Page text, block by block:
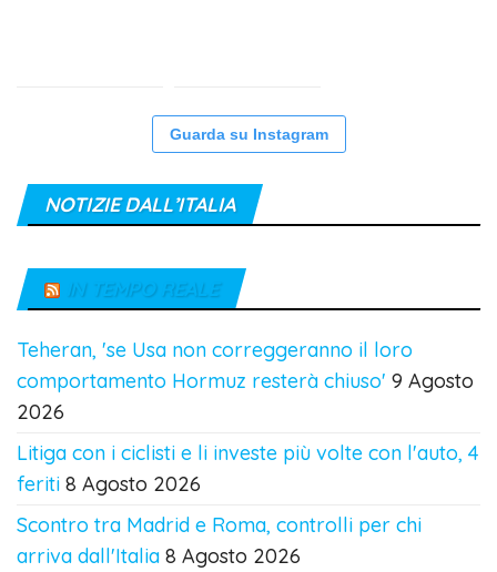
Guarda su Instagram
NOTIZIE DALL’ITALIA
IN TEMPO REALE
Teheran, 'se Usa non correggeranno il loro
comportamento Hormuz resterà chiuso' 9 Agosto
2026
Litiga con i ciclisti e li investe più volte con l'auto, 4
feriti 8 Agosto 2026
Scontro tra Madrid e Roma, controlli per chi
arriva dall'Italia 8 Agosto 2026